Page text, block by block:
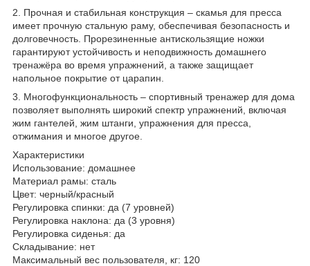
2. Прочная и стабильная конструкция – скамья для пресса
имеет прочную стальную раму, обеспечивая безопасность и
долговечность. Прорезиненные антискользящие ножки
гарантируют устойчивость и неподвижность домашнего
тренажёра во время упражнений, а также защищает
напольное покрытие от царапин.
3. Многофункциональность – спортивный тренажер для дома
позволяет выполнять широкий спектр упражнений, включая
жим гантелей, жим штанги, упражнения для пресса,
отжимания и многое другое.
Характеристики
Использование: домашнее
Материал рамы: сталь
Цвет: черный/красный
Регулировка спинки: да (7 уровней)
Регулировка наклона: да (3 уровня)
Регулировка сиденья: да
Складывание: нет
Максимальный вес пользователя, кг: 120